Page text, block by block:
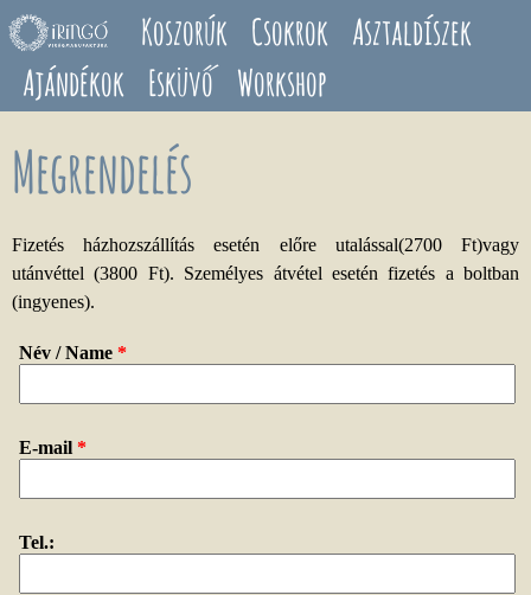
Ugrás a tartalomra Koszorúk Csokrok Asztaldíszek
Ajándékok Esküvő Workshop
Megrendelés
Fizetés házhozszállítás esetén előre utalással(2700 Ft)vagy
utánvéttel (3800 Ft). Személyes átvétel esetén fizetés a boltban
(ingyenes).
Név / Name *
E-mail *
Tel.: